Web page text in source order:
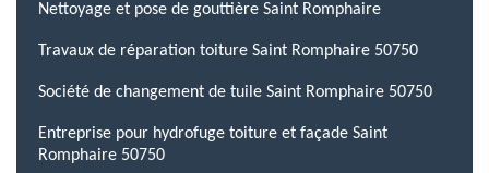
Nettoyage et pose de gouttière Saint Romphaire
Travaux de réparation toiture Saint Romphaire 50750
Société de changement de tuile Saint Romphaire 50750
Entreprise pour hydrofuge toiture et façade Saint
Romphaire 50750